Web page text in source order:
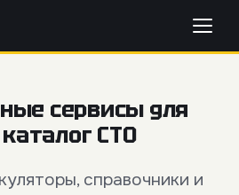
сервисы для
СТО
справочники и